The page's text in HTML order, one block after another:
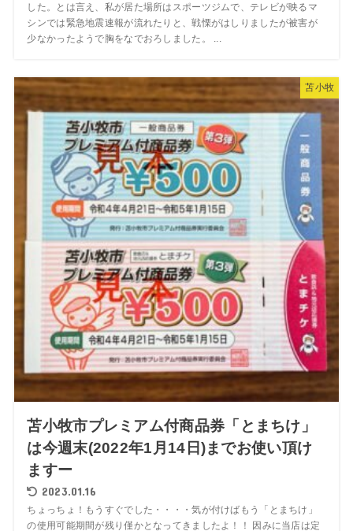
した。とは言え、私が居た場所はスポーツジムで、テレビが映るマ
シンでは緊急地震速報が流れたりと、戦慄がはしりましたが被害が
少なかったようで胸をなでおろしました。 ...
苫小牧
苫小牧市プレミアム付商品券「とまちけ」
は今週末(2022年1月14日)までお使い頂け
ますー
2023.01.16
ちょっちょ！もうすぐでした・・・・気が付けばもう「とまちけ」
の使用可能期間が残り僅かとなってきましたよ！！ 因みに当店は定